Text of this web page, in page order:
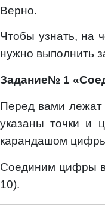
Верно.
Чтобы узнать, на
нужно выполнить
Задание№ 1
Перед вами лежат
указаны точки и
карандашом цифры
Соединим цифры в
10).